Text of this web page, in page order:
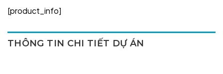
[product_info]
THÔNG TIN CHI TIẾT DỰ ÁN